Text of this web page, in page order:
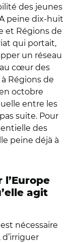
des jeunes
peine dix-huit
et Régions de
qui portait,
un réseau
cœur des
Régions de
octobre
entre les
suite. Pour
des
peine déjà à
agit
nécessaire